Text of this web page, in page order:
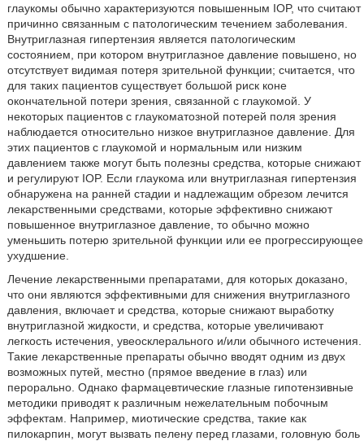
глаукомы обычно характеризуются повышенным IOP, что считают
причинно связанным с патологическим течением заболевания.
Внутриглазная гипертензия является патологическим
состоянием, при котором внутриглазное давление повышено, но
отсутствует видимая потеря зрительной функции; считается, что
для таких пациентов существует большой риск коне
окончательной потери зрения, связанной с глаукомой. У
некоторых пациентов с глаукоматозной потерей поля зрения
наблюдается относительно низкое внутриглазное давление. Для
этих пациентов с глаукомой и нормальным или низким
давлением также могут быть полезны средства, которые снижают
и регулируют IOP. Если глаукома или внутриглазная гипертензия
обнаружена на ранней стадии и надлежащим обрезом лечится
лекарственными средствами, которые эффективно снижают
повышенное внутриглазное давление, то обычно можно
уменьшить потерю зрительной функции или ее прогрессирующее
ухудшение.
Лечение лекарственными препаратами, для которых доказано,
что они являются эффективными для снижения внутриглазного
давления, включает и средства, которые снижают выработку
внутриглазной жидкости, и средства, которые увеличивают
легкость истечения, увеосклерального и/или обычного истечения.
Такие лекарственные препараты обычно вводят одним из двух
возможных путей, местно (прямое введение в глаз) или
перорально. Однако фармацевтические глазные гипотензивные
методики приводят к различным нежелательным побочным
эффектам. Например, миотические средства, такие как
пилокарпин, могут вызвать пелену перед глазами, головную боль